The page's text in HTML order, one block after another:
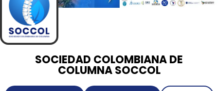
SOCIEDAD COLOMBIANA DE
COLUMNA SOCCOL